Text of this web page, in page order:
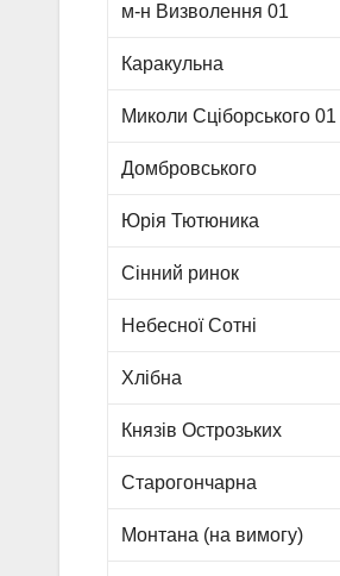
м-н Визволення 01
Каракульна
Миколи Сціборського 01
Домбровського
Юрія Тютюника
Сінний ринок
Небесної Сотні
Хлібна
Князів Острозьких
Старогончарна
Монтана (на вимогу)